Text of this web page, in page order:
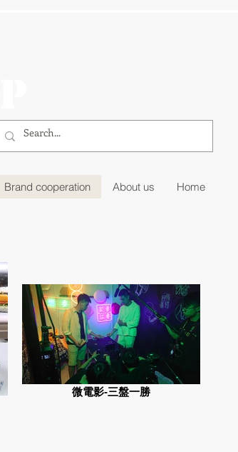
Brand cooperation About us Home
微電影-三盤一勝